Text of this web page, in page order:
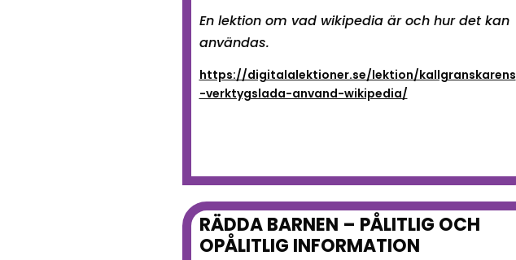
En lektion om vad wikipedia är och hur det kan
användas.
https://digitalalektioner.se/lektion/kallgranskarens
-verktygslada-anvand-wikipedia/
RÄDDA BARNEN – PÅLITLIG OCH
OPÅLITLIG INFORMATION